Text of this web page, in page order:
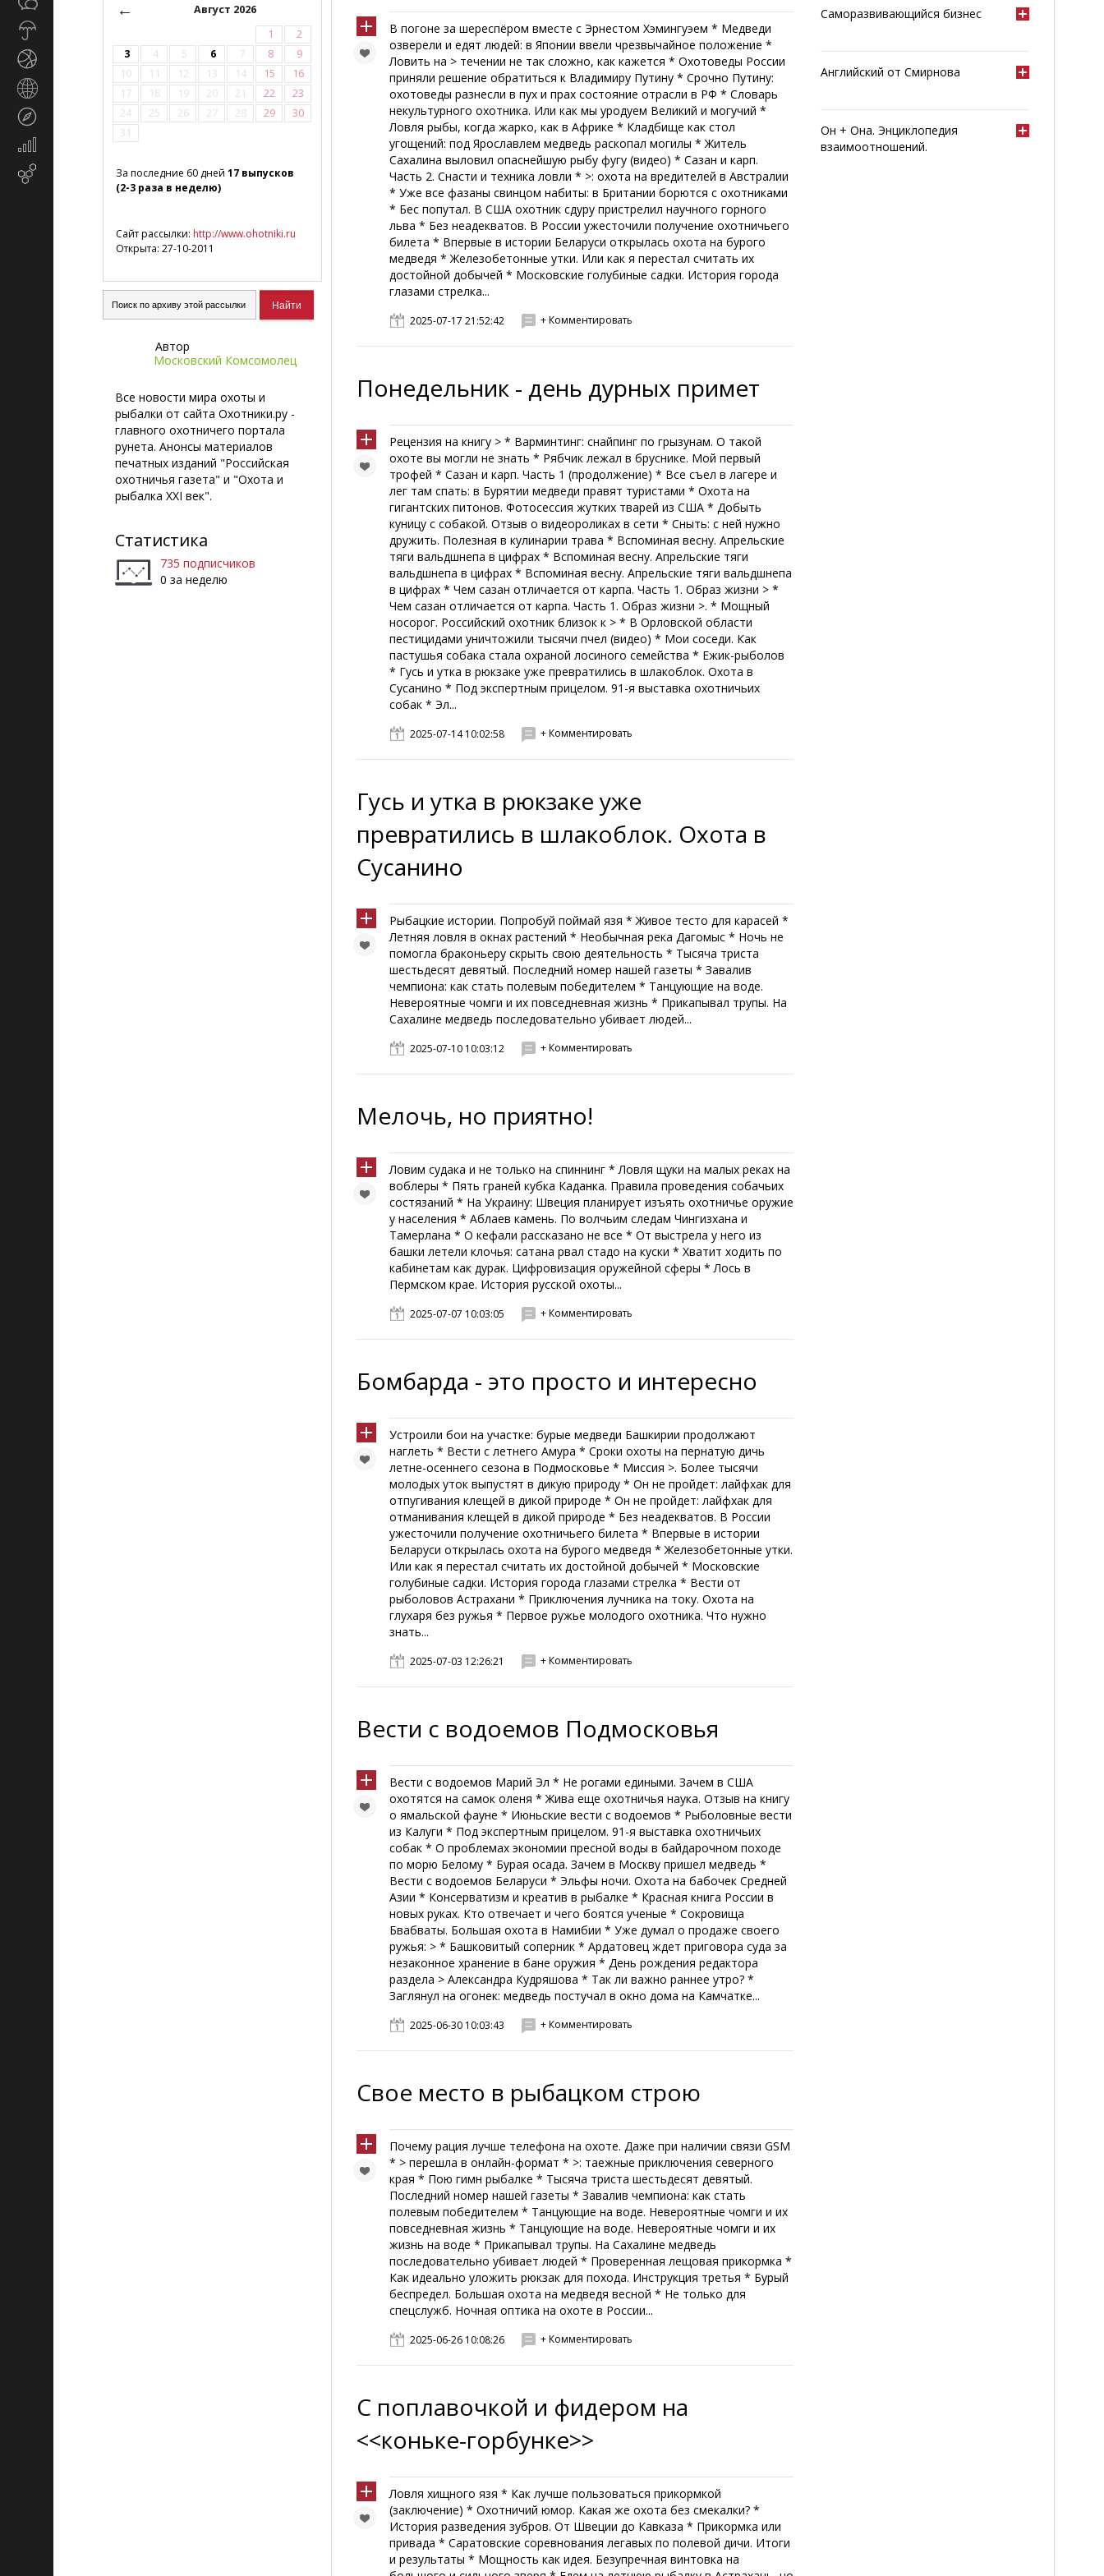
Экономика
маркетинг
←
Август 2026
1
2
3
4 5 6 7 8
9
10
11 12 13 14 15
16
17
18 19 20 21 22
23
24
25 26 27 28 29
30
31
За последние 60 дней 17 выпусков
(2-3 раза в неделю)
Сайт рассылки: http://www.ohotniki.ru
Открыта: 27-10-2011
Автор
Московский Комсомолец
Все новости мира охоты и
рыбалки от сайта Охотники.ру -
главного охотничего портала
рунета. Анонсы материалов
печатных изданий "Российская
охотничья газета" и "Охота и
рыбалка XXI век".
Статистика
735 подписчиков
0 за неделю
В погоне за шереспёром вместе с Эрнестом Хэмингуэем * Медведи
озверели и едят людей: в Японии ввели чрезвычайное положение *
Ловить на > течении не так сложно, как кажется * Охотоведы России
приняли решение обратиться к Владимиру Путину * Срочно Путину:
охотоведы разнесли в пух и прах состояние отрасли в РФ * Словарь
некультурного охотника. Или как мы уродуем Великий и могучий *
Ловля рыбы, когда жарко, как в Африке * Кладбище как стол
угощений: под Ярославлем медведь раскопал могилы * Житель
Сахалина выловил опаснейшую рыбу фугу (видео) * Сазан и карп.
Часть 2. Снасти и техника ловли * >: охота на вредителей в Австралии
* Уже все фазаны свинцом набиты: в Британии борются с охотниками
* Бес попутал. В США охотник сдуру пристрелил научного горного
льва * Без неадекватов. В России ужесточили получение охотничьего
билета * Впервые в истории Беларуси открылась охота на бурого
медведя * Железобетонные утки. Или как я перестал считать их
достойной добычей * Московские голубиные садки. История города
глазами стрелка...
2025-07-17 21:52:42 + Комментировать
Понедельник - день дурных примет
Рецензия на книгу > * Варминтинг: снайпинг по грызунам. О такой
охоте вы могли не знать * Рябчик лежал в бруснике. Мой первый
трофей * Сазан и карп. Часть 1 (продолжение) * Все съел в лагере и
лег там спать: в Бурятии медведи правят туристами * Охота на
гигантских питонов. Фотосессия жутких тварей из США * Добыть
куницу с собакой. Отзыв о видеороликах в сети * Сныть: с ней нужно
дружить. Полезная в кулинарии трава * Вспоминая весну. Апрельские
тяги вальдшнепа в цифрах * Вспоминая весну. Апрельские тяги
вальдшнепа в цифрах * Вспоминая весну. Апрельские тяги вальдшнепа
в цифрах * Чем сазан отличается от карпа. Часть 1. Образ жизни > *
Чем сазан отличается от карпа. Часть 1. Образ жизни >. * Мощный
носорог. Российский охотник близок к > * В Орловской области
пестицидами уничтожили тысячи пчел (видео) * Мои соседи. Как
пастушья собака стала охраной лосиного семейства * Ежик-рыболов
* Гусь и утка в рюкзаке уже превратились в шлакоблок. Охота в
Сусанино * Под экспертным прицелом. 91-я выставка охотничьих
собак * Эл...
2025-07-14 10:02:58 + Комментировать
Гусь и утка в рюкзаке уже
превратились в шлакоблок. Охота в
Сусанино
Рыбацкие истории. Попробуй поймай язя * Живое тесто для карасей *
Летняя ловля в окнах растений * Необычная река Дагомыс * Ночь не
помогла браконьеру скрыть свою деятельность * Тысяча триста
шестьдесят девятый. Последний номер нашей газеты * Завалив
чемпиона: как стать полевым победителем * Танцующие на воде.
Невероятные чомги и их повседневная жизнь * Прикапывал трупы. На
Сахалине медведь последовательно убивает людей...
2025-07-10 10:03:12 + Комментировать
Мелочь, но приятно!
Ловим судака и не только на спиннинг * Ловля щуки на малых реках на
воблеры * Пять граней кубка Каданка. Правила проведения собачьих
состязаний * На Украину: Швеция планирует изъять охотничье оружие
у населения * Аблаев камень. По волчьим следам Чингизхана и
Тамерлана * О кефали рассказано не все * От выстрела у него из
башки летели клочья: сатана рвал стадо на куски * Хватит ходить по
кабинетам как дурак. Цифровизация оружейной сферы * Лось в
Пермском крае. История русской охоты...
2025-07-07 10:03:05 + Комментировать
Бомбарда - это просто и интересно
Устроили бои на участке: бурые медведи Башкирии продолжают
наглеть * Вести с летнего Амура * Сроки охоты на пернатую дичь
летне-осеннего сезона в Подмосковье * Миссия >. Более тысячи
молодых уток выпустят в дикую природу * Он не пройдет: лайфхак для
отпугивания клещей в дикой природе * Он не пройдет: лайфхак для
отманивания клещей в дикой природе * Без неадекватов. В России
ужесточили получение охотничьего билета * Впервые в истории
Беларуси открылась охота на бурого медведя * Железобетонные утки.
Или как я перестал считать их достойной добычей * Московские
голубиные садки. История города глазами стрелка * Вести от
рыболовов Астрахани * Приключения лучника на току. Охота на
глухаря без ружья * Первое ружье молодого охотника. Что нужно
знать...
2025-07-03 12:26:21 + Комментировать
Вести с водоемов Подмосковья
Вести с водоемов Марий Эл * Не рогами едиными. Зачем в США
охотятся на самок оленя * Жива еще охотничья наука. Отзыв на книгу
о ямальской фауне * Июньские вести с водоемов * Рыболовные вести
из Калуги * Под экспертным прицелом. 91-я выставка охотничьих
собак * О проблемах экономии пресной воды в байдарочном походе
по морю Белому * Бурая осада. Зачем в Москву пришел медведь *
Вести с водоемов Беларуси * Эльфы ночи. Охота на бабочек Средней
Азии * Консерватизм и креатив в рыбалке * Красная книга России в
новых руках. Кто отвечает и чего боятся ученые * Сокровища
Бвабваты. Большая охота в Намибии * Уже думал о продаже своего
ружья: > * Башковитый соперник * Ардатовец ждет приговора суда за
незаконное хранение в бане оружия * День рождения редактора
раздела > Александра Кудряшова * Так ли важно раннее утро? *
Заглянул на огонек: медведь постучал в окно дома на Камчатке...
2025-06-30 10:03:43 + Комментировать
Свое место в рыбацком строю
Почему рация лучше телефона на охоте. Даже при наличии связи GSM
* > перешла в онлайн-формат * >: таежные приключения северного
края * Пою гимн рыбалке * Тысяча триста шестьдесят девятый.
Последний номер нашей газеты * Завалив чемпиона: как стать
полевым победителем * Танцующие на воде. Невероятные чомги и их
повседневная жизнь * Танцующие на воде. Невероятные чомги и их
жизнь на воде * Прикапывал трупы. На Сахалине медведь
последовательно убивает людей * Проверенная лещовая прикормка *
Как идеально уложить рюкзак для похода. Инструкция третья * Бурый
беспредел. Большая охота на медведя весной * Не только для
спецслужб. Ночная оптика на охоте в России...
2025-06-26 10:08:26 + Комментировать
С поплавочкой и фидером на
<<коньке-горбунке>>
Ловля хищного язя * Как лучше пользоваться прикормкой
(заключение) * Охотничий юмор. Какая же охота без смекалки? *
История разведения зубров. От Швеции до Кавказа * Прикормка или
привада * Саратовские соревнования легавых по полевой дичи. Итоги
и результаты * Мощность как идея. Безупречная винтовка на
Саморазвивающийся бизнес
Английский от Смирнова
Он + Она. Энциклопедия
взаимоотношений.